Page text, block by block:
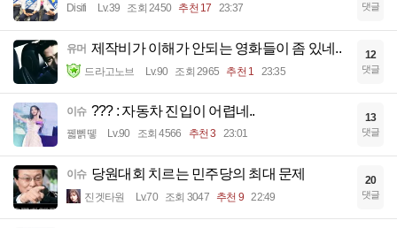
Disifi Lv.39 조회 2450 추천 17 23:37 댓글
유머 제작비가 이해가 안되는 영화들이 좀 있네..
드라고노브 Lv.90 조회 2965 추천 1 23:35
12
댓글
이슈 ??? : 자동차 진입이 어렵네..
꿻뻵뗗 Lv.90 조회 4566 추천 3 23:01
13
댓글
이슈 당원대회 치르는 민주당의 최대 문제
진겟타원 Lv.70 조회 3047 추천 9 22:49
20
댓글